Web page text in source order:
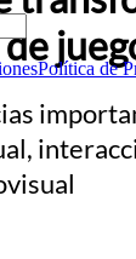
Política de